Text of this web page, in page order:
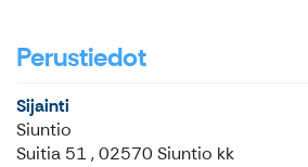
Perustiedot
Sijainti
Siuntio
Suitia 51 , 02570 Siuntio kk